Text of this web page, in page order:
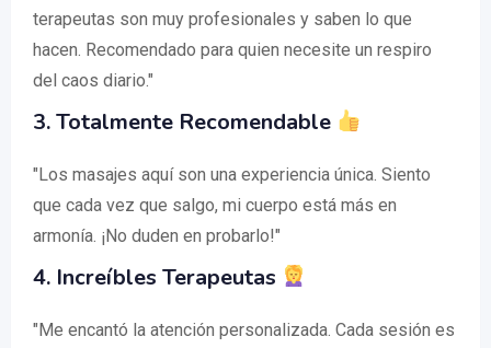
terapeutas son muy profesionales y saben lo que
hacen. Recomendado para quien necesite un respiro
del caos diario."
3.Totalmente Recomendable
"Los masajes aquí son una experiencia única. Siento
que cada vez que salgo, mi cuerpo está más en
armonía. ¡No duden en probarlo!"
4. Increíbles Terapeutas
"Me encantó la atención personalizada. Cada sesión es